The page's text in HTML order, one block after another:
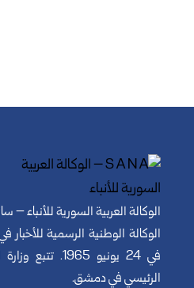
الوكالة العربية السورية للأنباء –
الوكالة الوطنية الرسمية
في 24 يونيو 1965.
الرئيسي في دمشق.